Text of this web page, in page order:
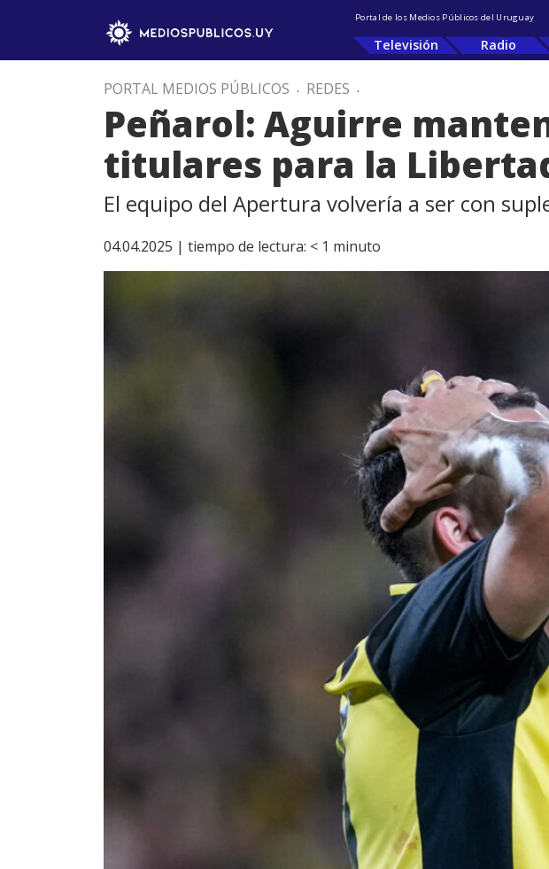
Portal de los Medios Públicos del Uruguay
Televisión Radio
PORTAL MEDIOS PÚBLICOS . REDES .
Peñarol: Aguirre
titulares para la
El equipo del Apertura volvería a ser con
04.04.2025 | tiempo de lectura: < 1 minuto